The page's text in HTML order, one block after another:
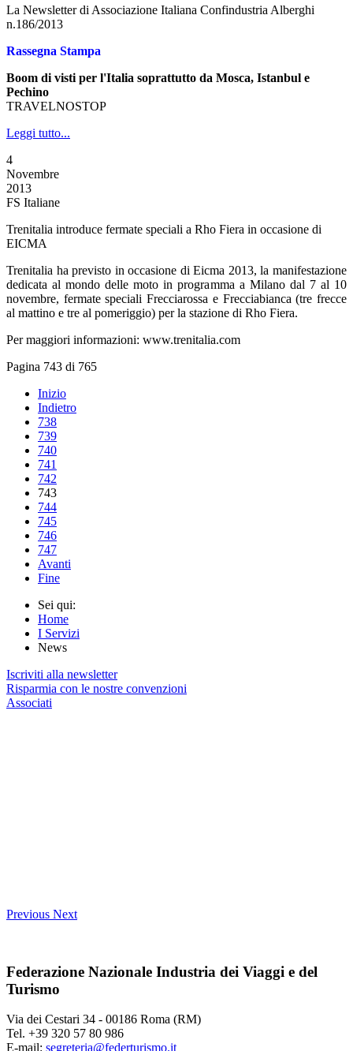
La Newsletter di Associazione Italiana Confindustria Alberghi
n.186/2013
Rassegna Stampa
Boom di visti per l'Italia soprattutto da Mosca, Istanbul e
Pechino
TRAVELNOSTOP
Leggi tutto...
4
Novembre
2013
FS Italiane
Trenitalia introduce fermate speciali a Rho Fiera in occasione di
EICMA
Trenitalia ha previsto in occasione di Eicma 2013, la manifestazione
dedicata al mondo delle moto in programma a Milano dal 7 al 10
novembre, fermate speciali Frecciarossa e Frecciabianca (tre frecce
al mattino e tre al pomeriggio) per la stazione di Rho Fiera.
Per maggiori informazioni: www.trenitalia.com
Pagina 743 di 765
Inizio
Indietro
738
739
740
741
742
743
744
745
746
747
Avanti
Fine
Sei qui:
Home
I Servizi
News
Iscriviti alla newsletter
Risparmia con le nostre convenzioni
Associati
Previous Next
Federazione Nazionale Industria dei Viaggi e del
Turismo
Via dei Cestari 34 - 00186 Roma (RM)
Tel. +39 320 57 80 986
E-mail: segreteria@federturismo.it